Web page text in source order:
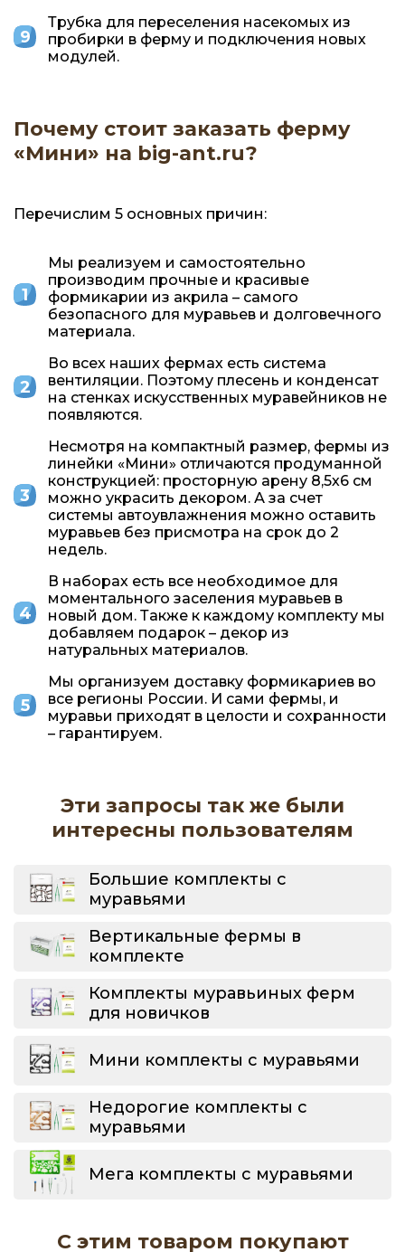
Трубка для переселения насекомых из
пробирки в ферму и подключения новых
модулей.
Почему стоит заказать ферму
«Мини» на big-ant.ru?
Перечислим 5 основных причин:
Мы реализуем и самостоятельно
производим прочные и красивые
формикарии из акрила – самого
безопасного для муравьев и долговечного
материала.
Во всех наших фермах есть система
вентиляции. Поэтому плесень и конденсат
на стенках искусственных муравейников не
появляются.
Несмотря на компактный размер, фермы из
линейки «Мини» отличаются продуманной
конструкцией: просторную арену 8,5х6 см
можно украсить декором. А за счет
системы автоувлажнения можно оставить
муравьев без присмотра на срок до 2
недель.
В наборах есть все необходимое для
моментального заселения муравьев в
новый дом. Также к каждому комплекту мы
добавляем подарок – декор из
натуральных материалов.
Мы организуем доставку формикариев во
все регионы России. И сами фермы, и
муравьи приходят в целости и сохранности
– гарантируем.
Эти запросы так же были
интересны пользователям
Большие комплекты с
муравьями
Вертикальные фермы в
комплекте
Комплекты муравьиных ферм
для новичков
Мини комплекты с муравьями
Недорогие комплекты с
муравьями
Мега комплекты с муравьями
С этим товаром покупают